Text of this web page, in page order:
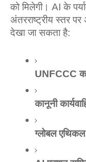
को मिलेगी। AI के
अंतरराष्‍ट्रीय स्‍तर
देखा जा सकता है:
UNFCCC
कानूनी
ग्‍लोबल